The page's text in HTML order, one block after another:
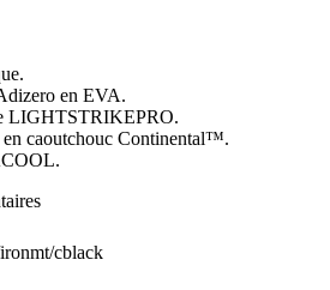
en EVA.
LIGHTSTRIKEPRO.
caoutchouc Continental™.
cblack